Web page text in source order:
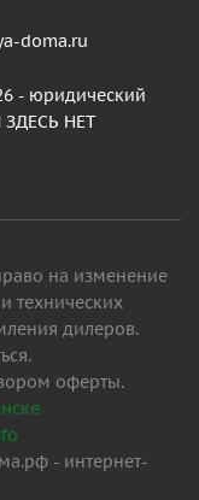
doma.ru
- юридический
НЕТ
на изменение
технических
дилеров.
оферты.
- интернет-